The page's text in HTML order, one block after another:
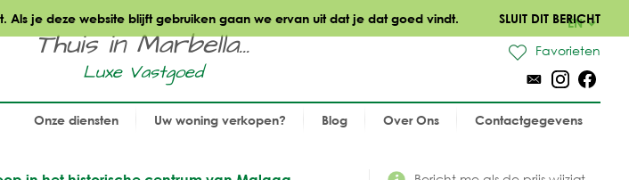
je deze website blijft gebruiken gaan we ervan uit dat je dat goed vindt. SLUIT DIT BERICHT
Thuis in Marbella...
Luxe Vastgoed
EN
Favorieten
Onze diensten Uw woning verkopen? Blog Over Ons Contactgegevens